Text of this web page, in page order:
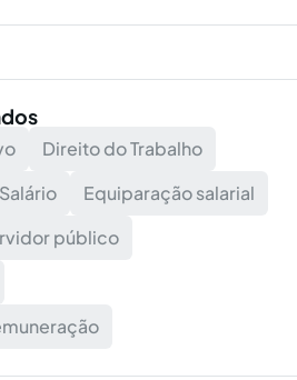
Direito do Trabalho
Salário
Equiparação salarial
público